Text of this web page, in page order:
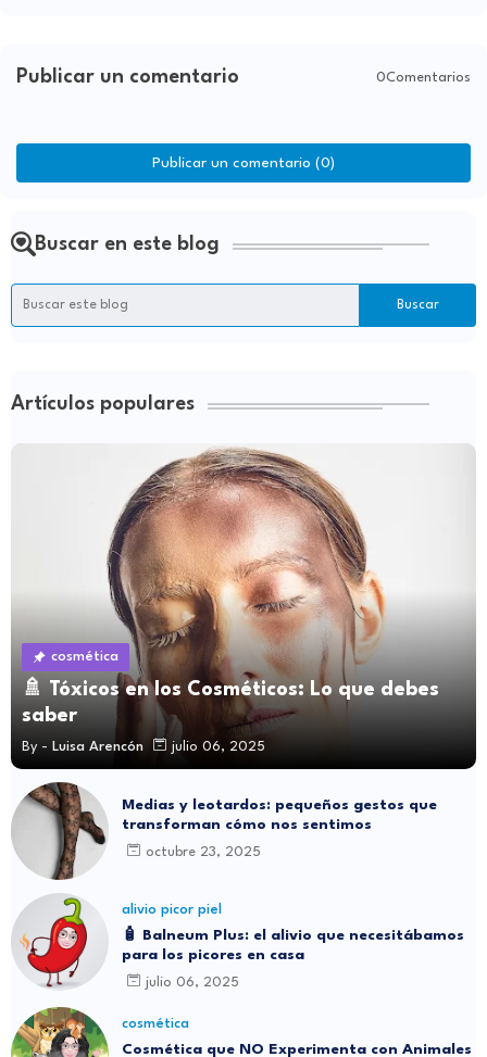
Publicar un comentario 0Comentarios
Publicar un comentario (0)
Buscar en este blog
Artículos populares
cosmética
🚿 Tóxicos en los Cosméticos: Lo que debes
saber
By - Luisa Arencón julio 06, 2025
Medias y leotardos: pequeños gestos que
transforman cómo nos sentimos
octubre 23, 2025
alivio picor piel
🧴 Balneum Plus: el alivio que necesitábamos
para los picores en casa
julio 06, 2025
cosmética
Cosmética que NO Experimenta con Animales